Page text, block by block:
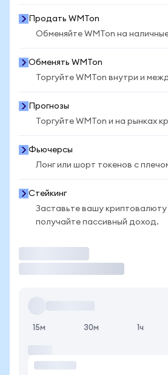
Продать WMTon
Обменяйте WMTon на
Обменять WMTon
Торгуйте WMTon внутри и
Прогнозы
Торгуйте WMTon и на рынках
Фьючерсы
Лонг или шорт токенов с
Стейкинг
Заставьте вашу
получайте пассивный доход.
15м 30м 1ч